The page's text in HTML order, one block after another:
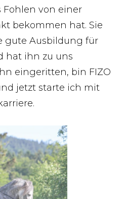
Fohlen von einer
bekommen hat. Sie
gute Ausbildung für
hat ihn zu uns
eingeritten, bin FIZO
jetzt starte ich mit